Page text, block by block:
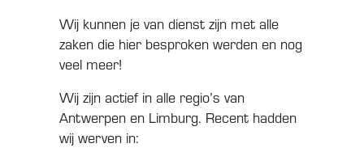
Wij kunnen je van dienst zijn met alle
zaken die hier besproken werden en nog
veel meer!
Wij zijn actief in alle regio’s van
Antwerpen en Limburg. Recent hadden
wij werven in: